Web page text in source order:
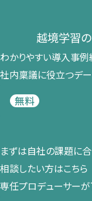
越境学習
わかりやすい導入事例
社内稟議に​役立つデ
無料
まずは​自社の​課題に​
相談したい方は​こちら
専任プロデューサー